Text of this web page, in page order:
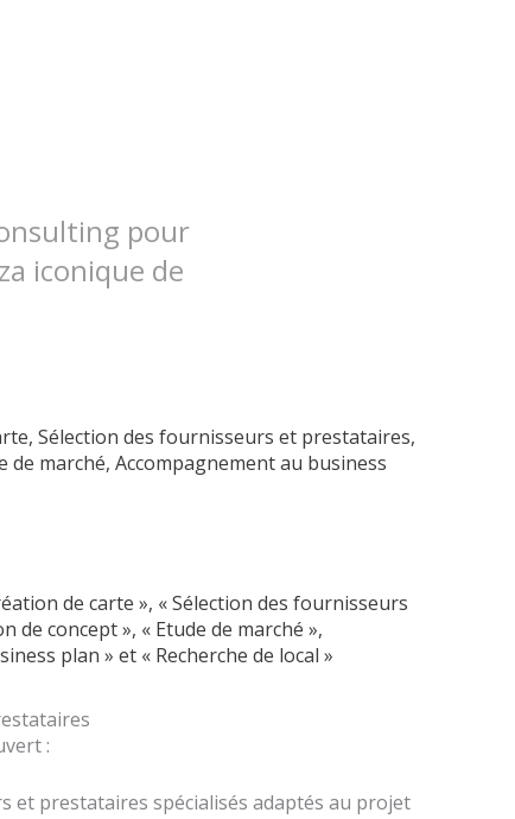
pour
iconique de
Sélection des fournisseurs et prestataires,
de marché, Accompagnement au business
de carte », « Sélection des fournisseurs
de concept », « Etude de marché »,
plan » et « Recherche de local »
:
et prestataires spécialisés adaptés au projet